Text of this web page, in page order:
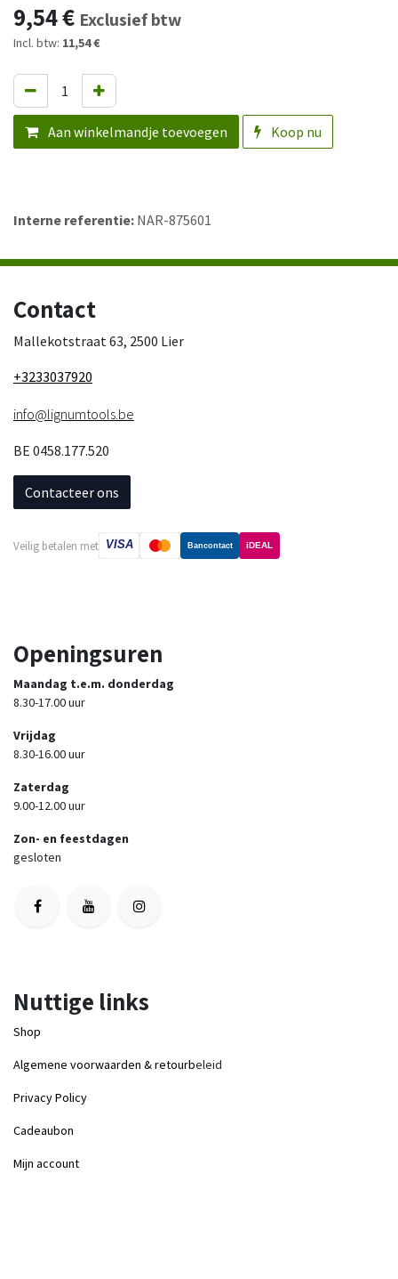
9,54€ Exclusief btw
Incl. btw: 11,54 €
Aan winkelmandje toevoegen Koop nu
Interne referentie: NAR-875601
Contact
Mallekotstraat 63, 2500 Lier
+3233037920
info@lignumtools.be
BE 0458.177.520
Contacteer ons
Veilig betalen met VISA Bancontact iDEAL
Openingsuren
Maandag t.e.m. donderdag
8.30-17.00 uur
Vrijdag
8.30-16.00 uur
Zaterdag
9.00-12.00 uur
Zon- en feestdagen
gesloten
Nuttige links
Shop
Algemene voorwaarden & retourbeleid
Privacy Policy
Cadeaubon
Mijn account